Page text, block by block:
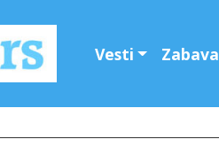
Vesti Zabava